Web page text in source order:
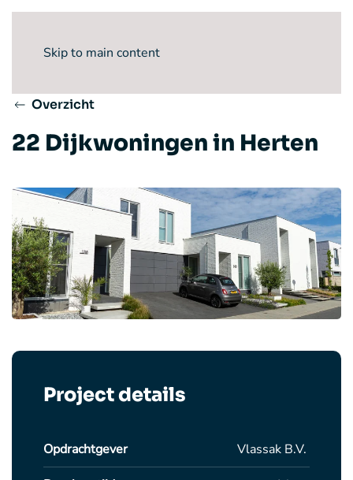
Skip to main content
Overzicht
22 Dijkwoningen in Herten
Project details
Opdrachtgever Vlassak B.V.